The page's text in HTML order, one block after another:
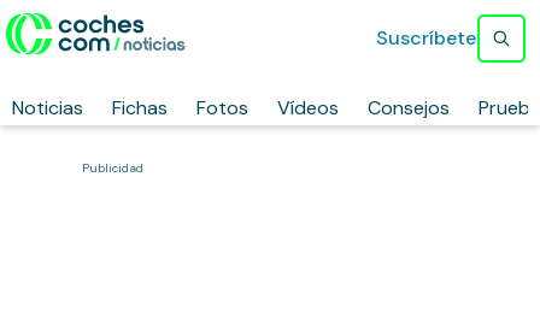
Noticias Fichas Fotos Vídeos Consejos
Suscríbete
Publicidad